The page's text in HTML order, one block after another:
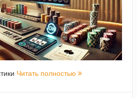
Читать полностью